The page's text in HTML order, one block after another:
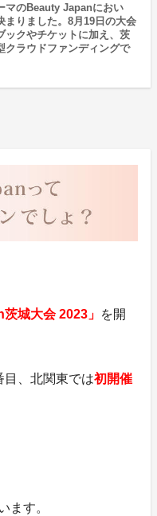
マのBeauty Japanにおい
まりました。8月19日の大会
ックやチケットに加え、茨
クラウドファンディングで
城大会 2023」 を開
目、北関東では初開催
ます。